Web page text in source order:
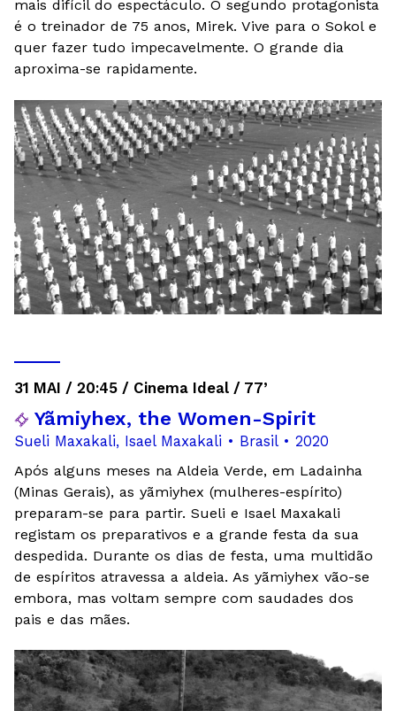
mais difícil do espectáculo. O segundo protagonista
é o treinador de 75 anos, Mirek. Vive para o Sokol e
quer fazer tudo impecavelmente. O grande dia
aproxima-se rapidamente.
31 MAI / 20:45 / Cinema Ideal / 77’
Yãmiyhex, the Women-Spirit
Sueli Maxakali, Isael Maxakali • Brasil • 2020
Após alguns meses na Aldeia Verde, em Ladainha
(Minas Gerais), as yãmiyhex (mulheres-espírito)
preparam-se para partir. Sueli e Isael Maxakali
registam os preparativos e a grande festa da sua
despedida. Durante os dias de festa, uma multidão
de espíritos atravessa a aldeia. As yãmiyhex vão-se
embora, mas voltam sempre com saudades dos
pais e das mães.